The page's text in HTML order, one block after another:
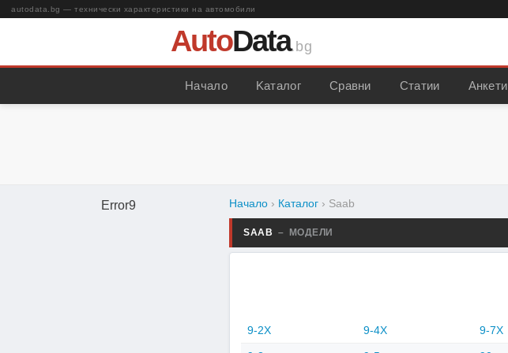
autodata.bg — технически характеристики на автомобили
AutoData.bg
Начало Kаталог Сравни Статии Анкети
Error9 Начало › Каталог › Saab
SAAB – МОДЕЛИ
9-2X 9-4X 9-7X